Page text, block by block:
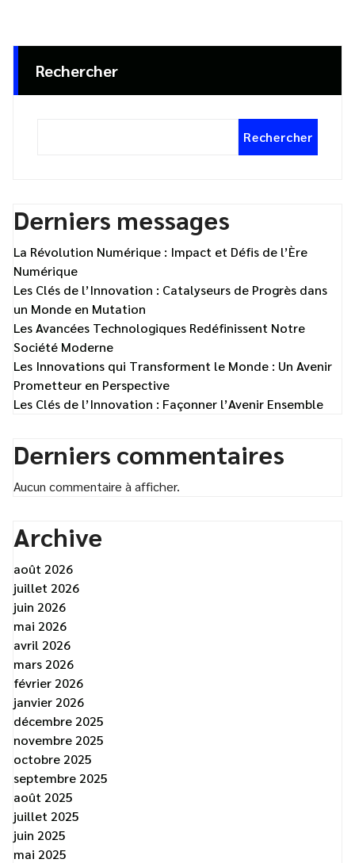
Rechercher
Rechercher
Derniers messages
La Révolution Numérique : Impact et Défis de l’Ère
Numérique
Les Clés de l’Innovation : Catalyseurs de Progrès dans
un Monde en Mutation
Les Avancées Technologiques Redéfinissent Notre
Société Moderne
Les Innovations qui Transforment le Monde : Un Avenir
Prometteur en Perspective
Les Clés de l’Innovation : Façonner l’Avenir Ensemble
Derniers commentaires
Aucun commentaire à afficher.
Archive
août 2026
juillet 2026
juin 2026
mai 2026
avril 2026
mars 2026
février 2026
janvier 2026
décembre 2025
novembre 2025
octobre 2025
septembre 2025
août 2025
juillet 2025
juin 2025
mai 2025